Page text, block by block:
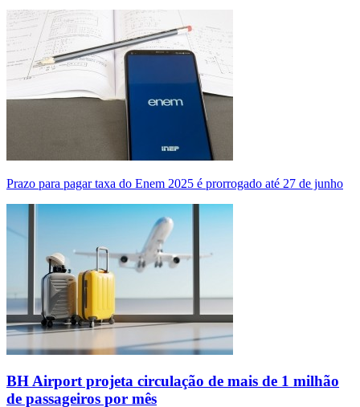
Prazo para pagar taxa do Enem 2025 é prorrogado até 27 de junho
BH Airport projeta circulação de mais de 1 milhão
de passageiros por mês